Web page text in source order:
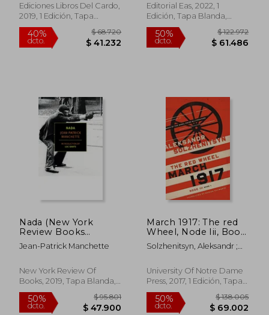
Ediciones Libros Del Cardo,
2019, 1 Edición, Tapa
Blanda, Nuevo
40%
Editorial Eas, 2022, 1
Edición, Tapa Blanda,
Nuevo
50%
Nada (New York
Review Books
Classics) (en Inglés)
Jean-Patrick Manchette
New York Review Of
Books, 2019, Tapa Blanda,
Nuevo
March 1917: The red
Wheel, Node Iii, Book
1 (The Center for
Ethics and Culture
(en Inglés)
Solzhenitsyn, Aleksandr ;
University Of Notre Dame
Press, 2017, 1 Edición, Tapa
Dura, Nuevo